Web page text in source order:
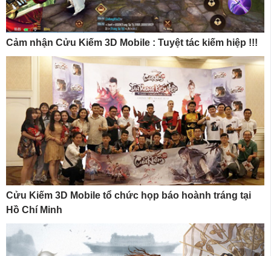
Cảm nhận Cửu Kiếm 3D Mobile : Tuyệt tác kiếm hiệp !!!
Cửu Kiếm 3D Mobile tổ chức họp báo hoành tráng tại
Hồ Chí Minh